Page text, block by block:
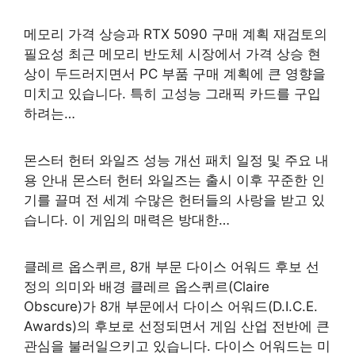
메모리 가격 상승과 RTX 5090 구매 계획 재검토의
필요성 최근 메모리 반도체 시장에서 가격 상승 현
상이 두드러지면서 PC 부품 구매 계획에 큰 영향을
미치고 있습니다. 특히 고성능 그래픽 카드를 구입
하려는…
몬스터 헌터 와일즈 성능 개선 패치 일정 및 주요 내
용 안내 몬스터 헌터 와일즈는 출시 이후 꾸준한 인
기를 끌며 전 세계 수많은 헌터들의 사랑을 받고 있
습니다. 이 게임의 매력은 방대한…
클레르 옵스퀴르, 8개 부문 다이스 어워드 후보 선
정의 의미와 배경 클레르 옵스퀴르(Claire
Obscure)가 8개 부문에서 다이스 어워드(D.I.C.E.
Awards)의 후보로 선정되면서 게임 산업 전반에 큰
관심을 불러일으키고 있습니다. 다이스 어워드는 미